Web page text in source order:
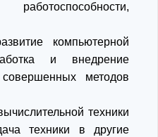
компьютерной
и внедрение
методов
техники
техники в другие